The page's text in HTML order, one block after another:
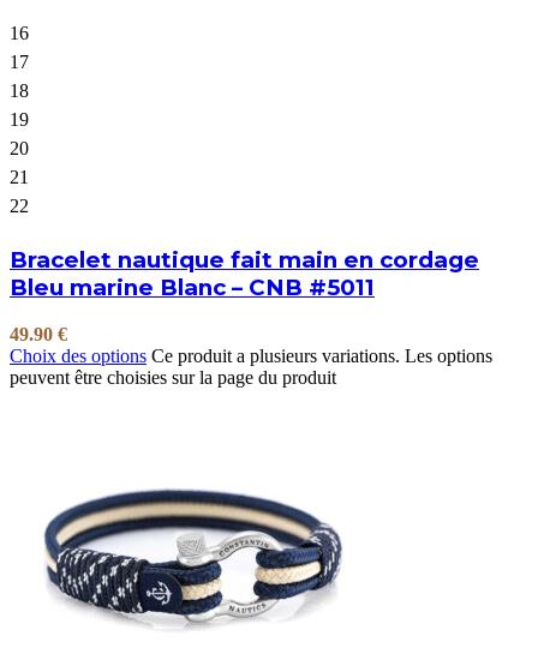
16
17
18
19
20
21
22
Bracelet nautique fait main en cordage
Bleu marine Blanc – CNB #5011
49.90 €
Choix des options Ce produit a plusieurs variations. Les options
peuvent être choisies sur la page du produit